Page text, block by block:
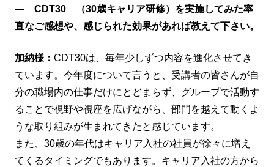
― CDT30 （30歳キャリア研修）を実施してみた率
直なご感想や、感じられた効果があれば教えて下さい。
加納様： CDT30は、毎年少しずつ内容を進化させてき
ています。今年度について言うと、受講者の皆さんが自
分の職場内の仕事だけにとどまらず、グループで活動す
ることで視野や視座を広げながら、部門を越えて動くよ
うな取り組みが生まれてきたと感じています。
また、30歳の年代はキャリア入社の社員が徐々に増え
てくるタイミングでもあります。キャリア入社の方から